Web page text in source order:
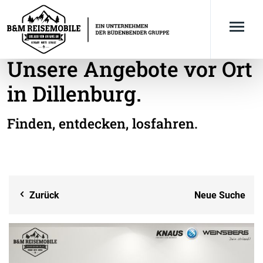
Unsere Angebote vor Ort
in Dillenburg.
Finden, entdecken, losfahren.
Zurück Neue Suche